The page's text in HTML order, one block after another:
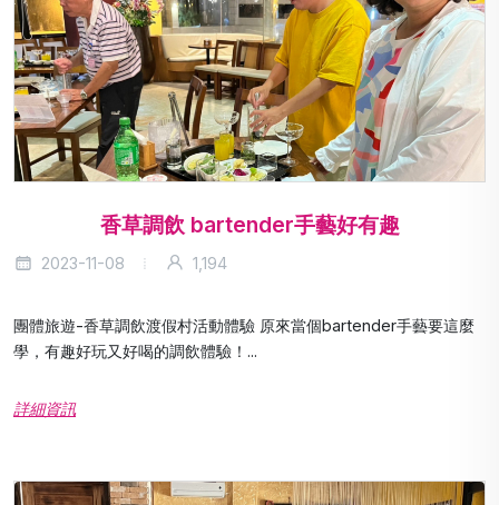
香草調飲 bartender手藝好有趣
2023-11-08 1,194
團體旅遊-香草調飲渡假村活動體驗 原來當個bartender手藝要這麼
學，有趣好玩又好喝的調飲體驗！...
詳細資訊